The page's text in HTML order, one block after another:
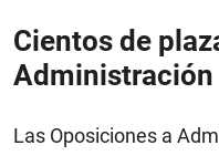
Cientos de
Administración
Las Oposiciones a